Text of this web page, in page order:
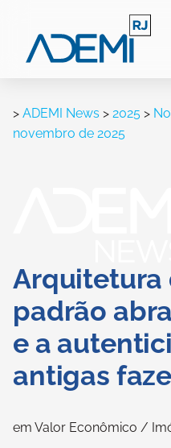
> ADEMI News > 2025 >
novembro de 2025
Arquitetura
padrão
e a
antigas
em Valor Econômico /